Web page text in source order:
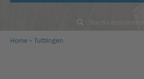
Home
Tuttlingen